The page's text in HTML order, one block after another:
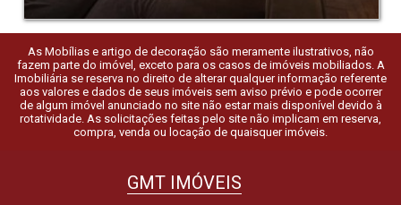
As Mobílias e artigo de decoração são meramente ilustrativos, não
fazem parte do imóvel, exceto para os casos de imóveis mobiliados. A
Imobiliária se reserva no direito de alterar qualquer informação referente
aos valores e dados de seus imóveis sem aviso prévio e pode ocorrer
de algum imóvel anunciado no site não estar mais disponível devido à
rotatividade. As solicitações feitas pelo site não implicam em reserva,
compra, venda ou locação de quaisquer imóveis.
GMT IMÓVEIS